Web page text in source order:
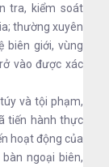
tra, kiểm soát
thường xuyên
biên giới, vùng
vào được xác
và tội phạm,
tiến hành thực
hoạt động của
ngoại biên,